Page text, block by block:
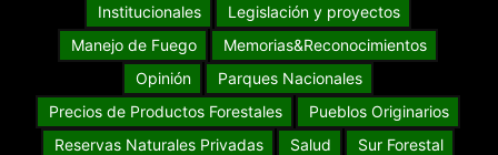
Institucionales
Legislación y proyectos
Manejo de Fuego
Memorias&Reconocimientos
Opinión
Parques Nacionales
Precios de Productos Forestales
Pueblos Originarios
Reservas Naturales Privadas
Salud
Sur Forestal